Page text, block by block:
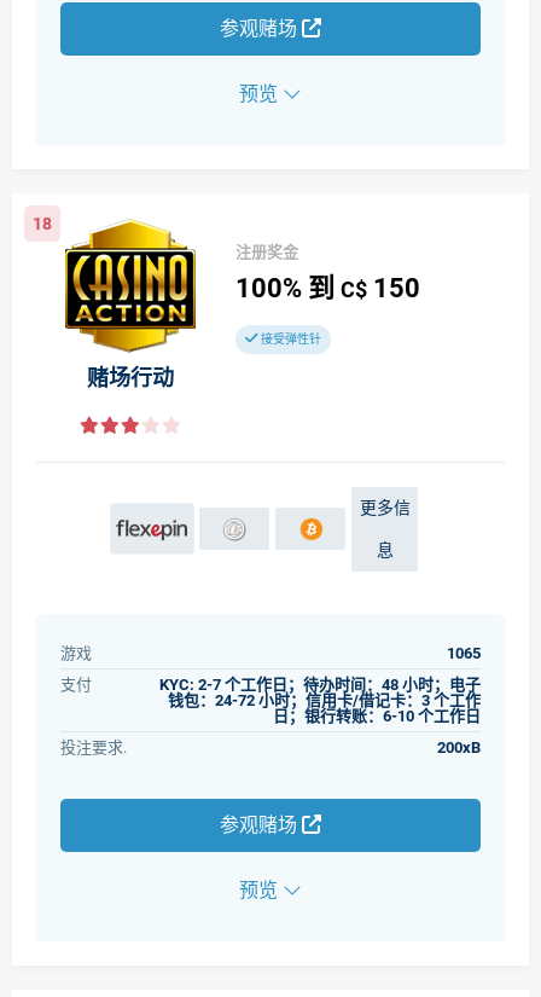
参观赌场
预览
18
赌场行动
注册奖金
100% 到 C$ 150
接受弹性针
更多信
息
游戏
1065
支付
KYC: 2-7 个工作日；待办时间：48 小时；电子
钱包：24-72 小时；信用卡/借记卡：3 个工作
日；银行转账：6-10 个工作日
投注要求.
200xB
参观赌场
预览